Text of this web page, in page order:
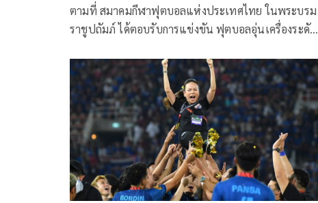
ตามที่ สมาคมกีฬาฟุตบอลแห่งประเทศไทย ในพระบรม
ราชูปถัมภ์ ได้ตอบรับการแข่งขัน ฟุตบอลอุ่นเครื่องระดับ
เดือนมีนาคม 2566 กับ ทีมชาติซีเรีย และ ทีมชาติสหรัฐ
อาหรับ เอมิเรตส์ ในวันที่ 25 และ 28 มีนาคม 2566